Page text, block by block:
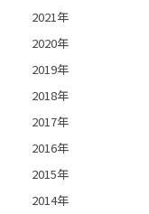
2021年
2020年
2019年
2018年
2017年
2016年
2015年
2014年